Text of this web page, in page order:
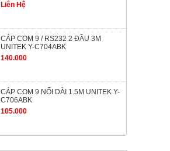
Liên Hệ
CÁP COM 9 / RS232 2 ĐẦU 3M
UNITEK Y-C704ABK
140.000
CÁP COM 9 NỐI DÀI 1.5M UNITEK Y-
C706ABK
105.000